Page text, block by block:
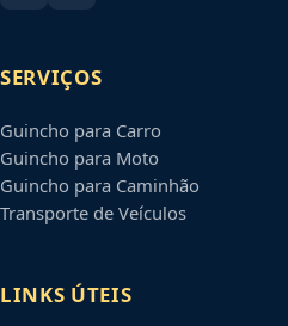
SERVIÇOS
Guincho para Carro
Guincho para Moto
Guincho para Caminhão
Transporte de Veículos
LINKS ÚTEIS